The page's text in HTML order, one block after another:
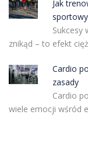
Jak
Sukcesy
znikąd – to efekt
Cardio
zasady
Cardio
wiele emocji wśród